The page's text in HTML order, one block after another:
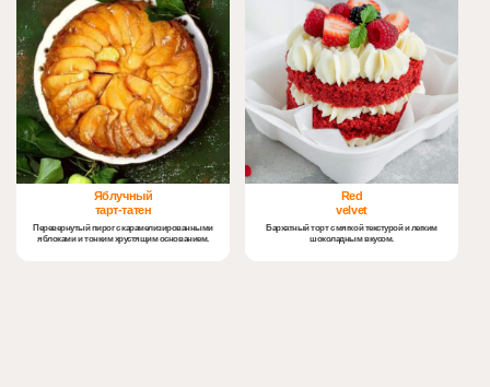
Яблучный
тарт-татен
Перевернутый пирог с карамелизированными
яблоками и тонким хрустящим основанием.
Red
velvet
Бархатный торт с мягкой текстурой и легким
шоколадным вкусом.